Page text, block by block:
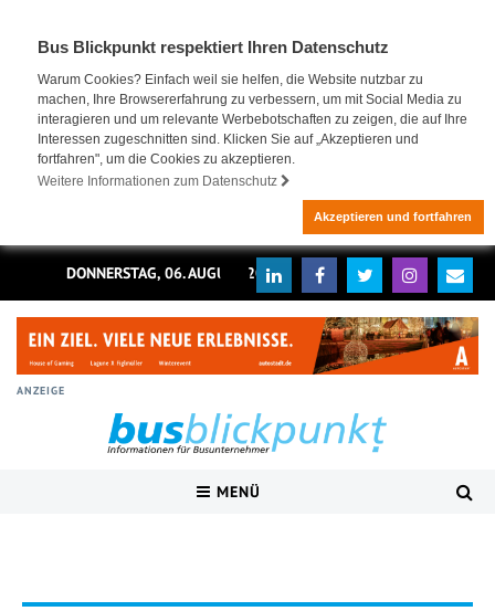
Bus Blickpunkt respektiert Ihren Datenschutz
Warum Cookies? Einfach weil sie helfen, die Website nutzbar zu
machen, Ihre Browsererfahrung zu verbessern, um mit Social Media zu
interagieren und um relevante Werbebotschaften zu zeigen, die auf Ihre
Interessen zugeschnitten sind. Klicken Sie auf „Akzeptieren und
fortfahren", um die Cookies zu akzeptieren.
Weitere Informationen zum Datenschutz
Akzeptieren und fortfahren
DONNERSTAG, 06. AUGUST 2026
ANZEIGE
MENÜ